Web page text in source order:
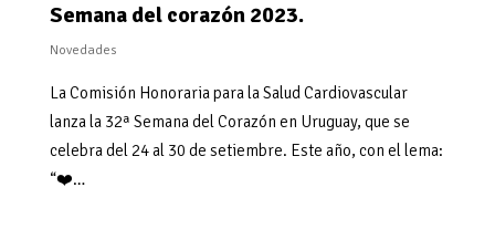
Semana del corazón 2023.
Novedades
La Comisión Honoraria para la Salud Cardiovascular
lanza la 32ª Semana del Corazón en Uruguay, que se
celebra del 24 al 30 de setiembre. Este año, con el lema:
“❤️…